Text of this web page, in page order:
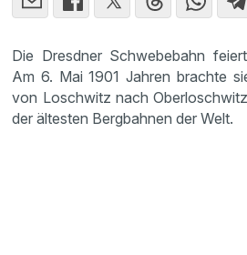
Die Dresdner Schwebebahn
Am 6. Mai 1901 Jahren brachte
von Loschwitz nach
der ältesten Bergbahnen der Welt.